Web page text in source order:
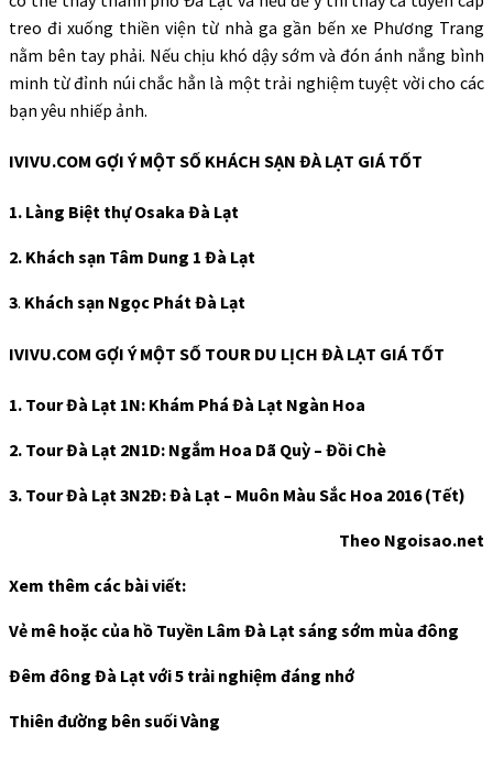
treo đi xuống thiền viện từ nhà ga gần bến xe Phương Trang
nằm bên tay phải. Nếu chịu khó dậy sớm và đón ánh nắng bình
minh từ đỉnh núi chắc hẳn là một trải nghiệm tuyệt vời cho các
bạn yêu nhiếp ảnh.
IVIVU.COM GỢI Ý MỘT SỐ KHÁCH SẠN ĐÀ LẠT GIÁ TỐT
1. Làng Biệt thự Osaka Đà Lạt
2. Khách sạn Tâm Dung 1 Đà Lạt
3. Khách sạn Ngọc Phát Đà Lạt
IVIVU.COM GỢI Ý MỘT SỐ TOUR DU LỊCH ĐÀ LẠT GIÁ TỐT
1. Tour Đà Lạt 1N: Khám Phá Đà Lạt Ngàn Hoa
2. Tour Đà Lạt 2N1D: Ngắm Hoa Dã Quỳ – Đồi Chè
3. Tour Đà Lạt 3N2Đ: Đà Lạt – Muôn Màu Sắc Hoa 2016 (Tết)
Theo Ngoisao.net
Xem thêm các bài viết:
Vẻ mê hoặc của hồ Tuyền Lâm Đà Lạt sáng sớm mùa đông
Đêm đông Đà Lạt với 5 trải nghiệm đáng nhớ
Thiên đường bên suối Vàng